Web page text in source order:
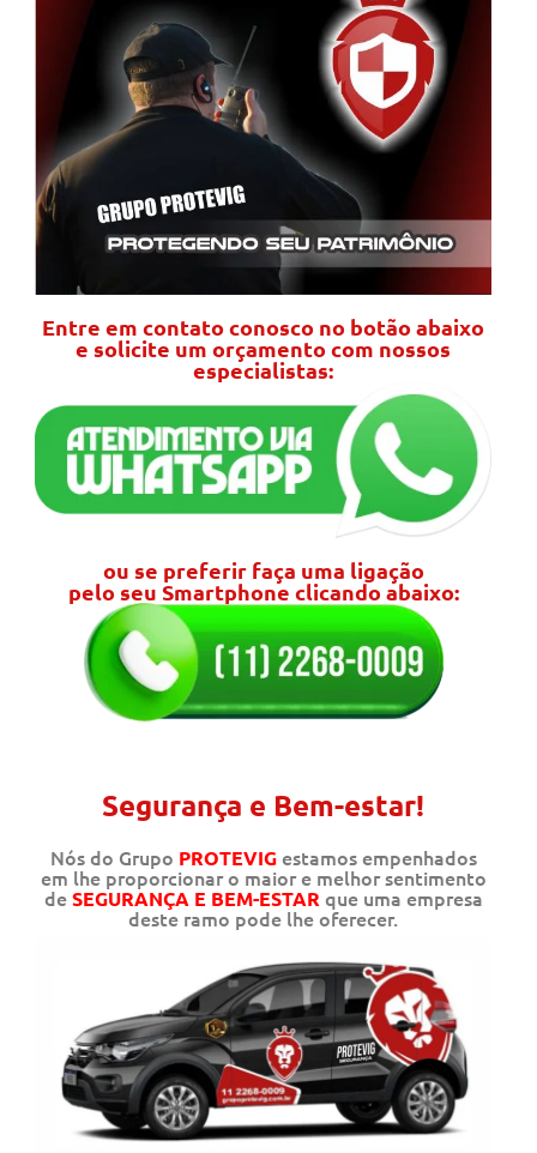
Entre em contato conosco no botão abaixo
e solicite um orçamento com nossos
especialistas:
ou se preferir faça uma ligação
pelo seu Smartphone clicando abaixo:
Segurança e Bem-estar!
Nós do Grupo PROTEVIGestamos empenhados
em lhe proporcionar o maior e melhor sentimento
deSEGURANÇA E BEM-ESTAR que uma empresa
deste ramo pode lhe oferecer.